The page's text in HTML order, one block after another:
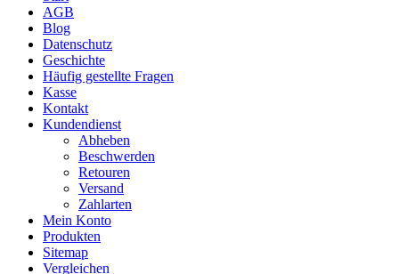
AGB
Blog
Datenschutz
Geschichte
Häufig gestellte Fragen
Kasse
Kontakt
Kundendienst
Abheben
Beschwerden
Retouren
Versand
Zahlarten
Mein Konto
Produkten
Sitemap
Vergleichen